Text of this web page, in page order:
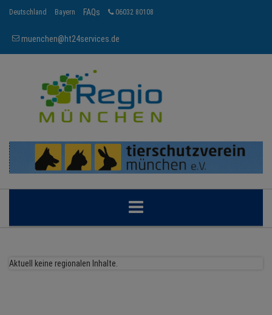
Deutschland Bayern FAQs 06032 80108
muenchen@ht24services.de
Aktuell keine regionalen Inhalte.